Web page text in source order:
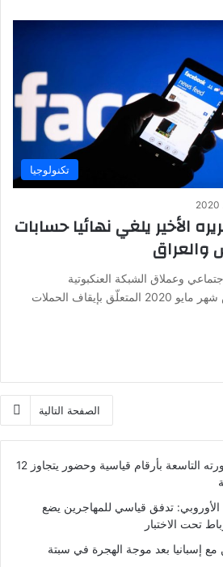
تكنولوجيا
الأخير يلغي نهائيا حسابات
وعملاق الشبكة العنكبوتية
يصدرتقريره الأخير بخصوص شهر مايو 2020 المتعلّق بإيقاف الحملات
الصفحة التالية
مؤتمر Ai4 2026 يختتم دورته التاسعة بأرقام قياسية وحضور يتجاوز 12
تدفق قياسي للمهاجرين يضع
تحت الاختبار
مع إسبانيا بعد موجة الهجرة في سبتة